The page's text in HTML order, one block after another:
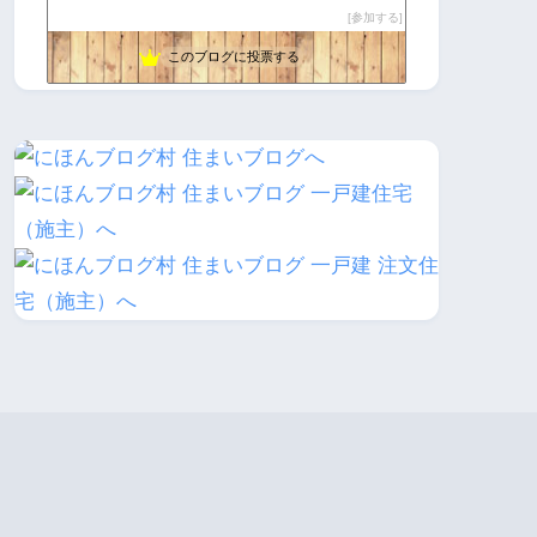
65位 5回住宅ローンを借りたFPの10年後も後悔しない住宅購入術
66位 家電は高いが役に立つ
参加する
このブログに投票する